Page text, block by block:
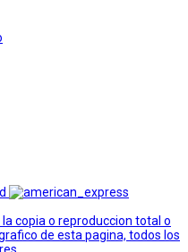
copia o reproduccion total o
de esta pagina, todos los